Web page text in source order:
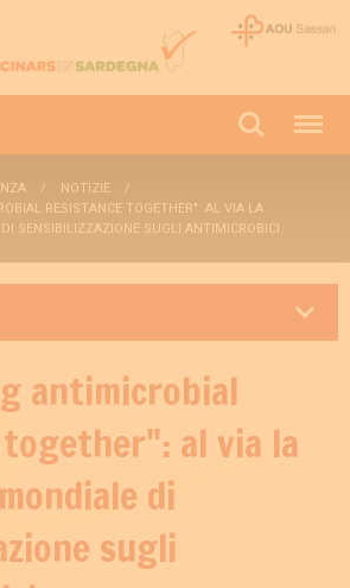
NOTIZIE
RESISTANCE TOGETHER": AL VIA LA
SENSIBILIZZAZIONE SUGLI ANTIMICROBICI.
antimicrobial
al via la
di
sugli